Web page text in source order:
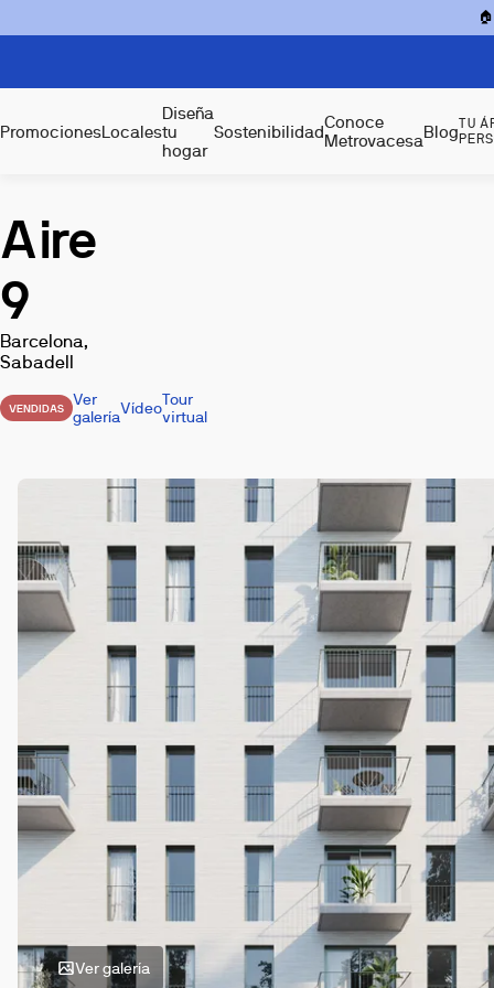
PromocionesLocales
Diseña
tu
hogar
SostenibilidadConoce
MetrovacesaBlogTU
Aire
9
Barcelona,
Sabadell
VENDIDAS
Ver
galeríaVídeoTour
virtual
Ver galería